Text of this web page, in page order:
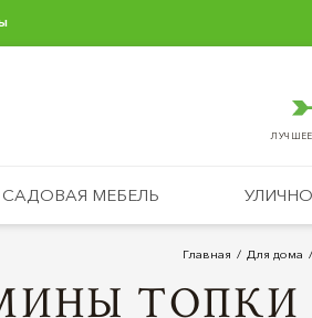
САДОВАЯ МЕБЕЛЬ
Главная Для дома
ТОПКИ